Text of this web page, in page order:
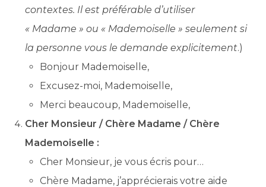
contextes. Il est préférable d’utiliser
« Madame » ou « Mademoiselle » seulement si
la personne vous le demande explicitement.)
Bonjour Mademoiselle,
Excusez-moi, Mademoiselle,
Merci beaucoup, Mademoiselle,
Cher Monsieur / Chère Madame / Chère
Mademoiselle :
Cher Monsieur, je vous écris pour…
Chère Madame, j’apprécierais votre aide